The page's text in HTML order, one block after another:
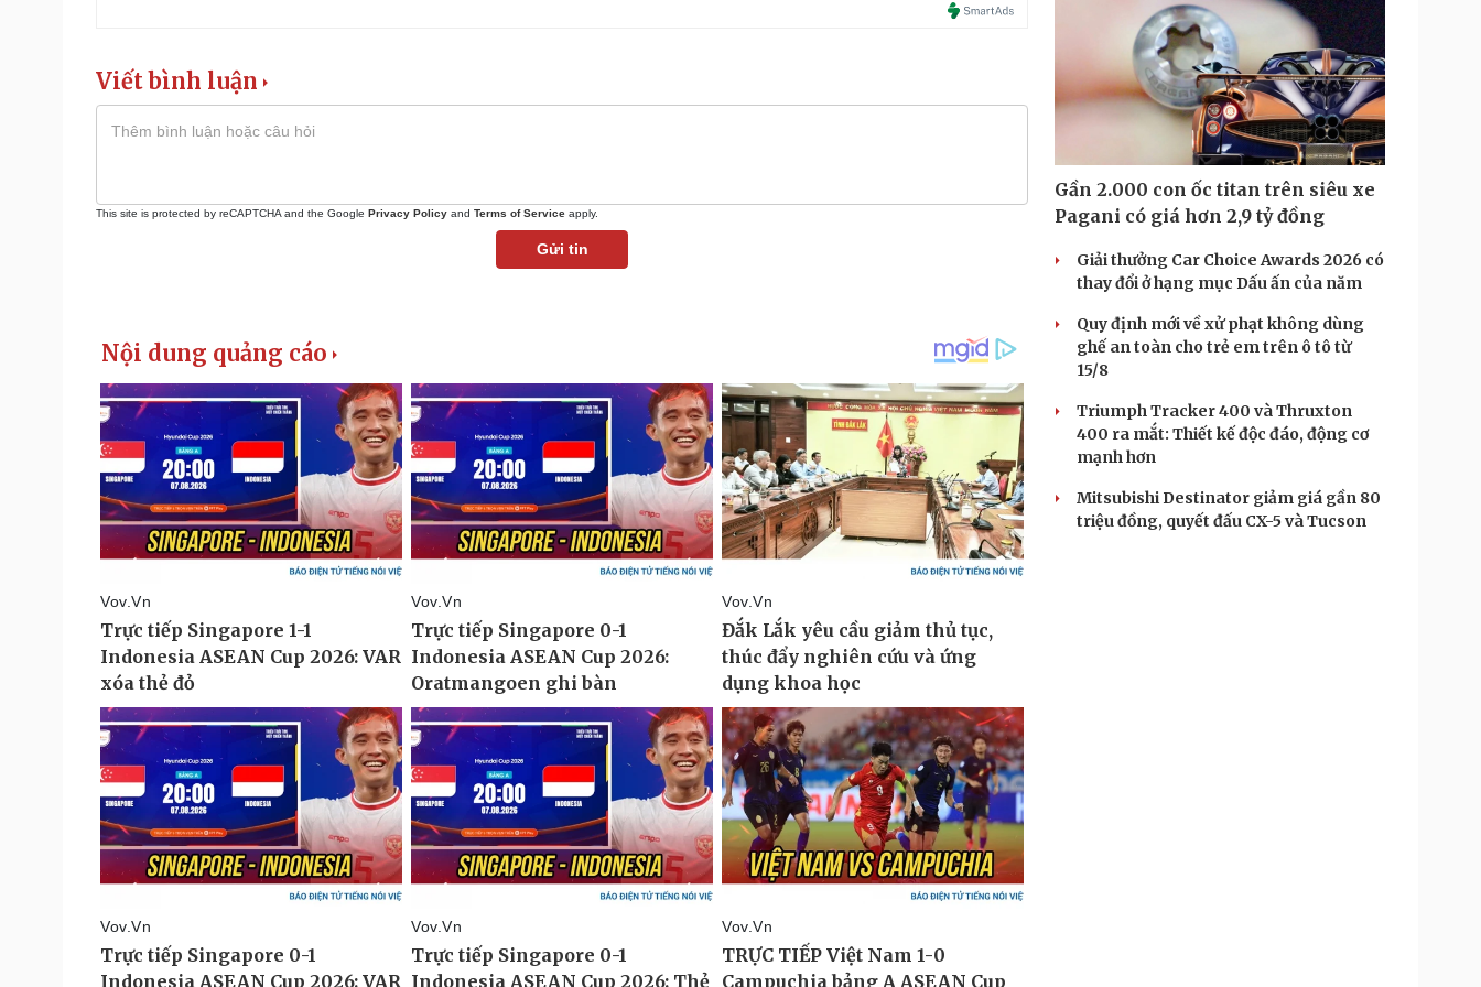
Viết bình luận
This site is protected by reCAPTCHA and the Google Privacy Policy and Terms of Service apply.
Gửi tin
Gần 2.000 con ốc titan trên siêu xe
Pagani có giá hơn 2,9 tỷ đồng
Giải thưởng Car Choice Awards 2026 có
thay đổi ở hạng mục Dấu ấn của năm
Quy định mới về xử phạt không dùng
ghế an toàn cho trẻ em trên ô tô từ
15/8
Triumph Tracker 400 và Thruxton
400 ra mắt: Thiết kế độc đáo, động cơ
mạnh hơn
Mitsubishi Destinator giảm giá gần 80
triệu đồng, quyết đấu CX-5 và Tucson